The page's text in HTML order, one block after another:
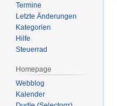
Termine
Letzte Änderungen
Kategorien
Hilfe
Steuerrad
Homepage
Webblog
Kalender